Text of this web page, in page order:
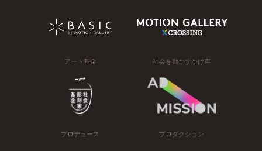
アート基金 社会を動かすかけ声
プロデュース プロダクション